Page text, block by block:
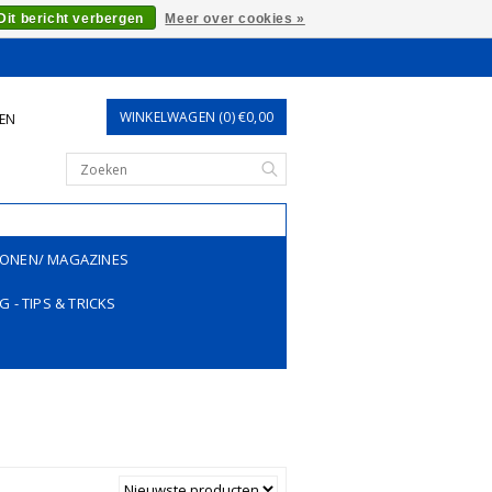
WINKELWAGEN (0) €0,00
MAGAZINES
- TIPS & TRICKS
bericht verbergen Meer over cookies »